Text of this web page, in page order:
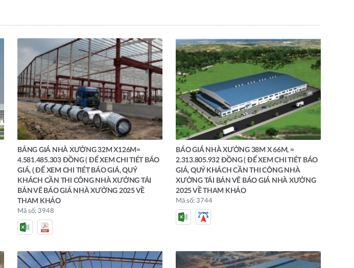
BẢNG GIÁ NHÀ XƯỞNG 32M X126M=
4.581.485.303 ĐỒNG ( ĐỂ XEM CHI TIÉT BÁO
GIÁ, ( ĐỂ XEM CHI TIÉT BÁO GIÁ, QUÝ
KHÁCH CẦN THI CÔNG NHÀ XƯỞNG TẢI
BẢN VẼ BÁO GIÁ NHÀ XƯỞNG 2025 VỀ
THAM KHẢO
Mã số: 3948
BÁO GIÁ NHÀ XƯỞNG 38M X 66M, =
2.313.805.932 ĐỒNG ( ĐỂ XEM CHI TIÉT BÁO
GIÁ, QUÝ KHÁCH CẦN THI CÔNG NHÀ
XƯỞNG TẢI BẢN VẼ BÁO GIÁ NHÀ XƯỞNG
2025 VỀ THAM KHẢO
Mã số: 3744